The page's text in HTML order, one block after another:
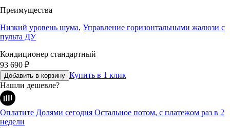
Преимущества
Низкий уровень шума, Управление горизонтальными жалюзи с
пульта ДУ
Кондиционер стандартный
93 690 ₽
Добавить в корзину Купить в 1 клик
Нашли дешевле?
Оплатите Долями сегодня Остальное потом, с платежом раз в 2
недели